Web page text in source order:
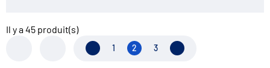
Il y a45 produit(s)
Page précédente
1 2 3 Page suivante